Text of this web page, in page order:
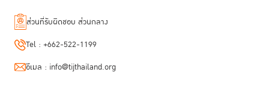
ส่วนที่รับผิดชอบ ส่วนกลาง
Tel : +662-522-1199
อีเมล : info@tijthailand.org